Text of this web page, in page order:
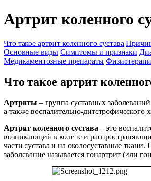
Артрит коленного
Что такое артрит коленного сустава
Основные виды Симптомы и признаки
Медикаментозные препараты
Что такое артрит
Артриты – группа суставных
а также воспалительно-дитстрофического
Артрит коленного сустава – это
возникающий в колене и
части сустава и на околосуставные ткани.
заболевание называется гонартрит (или